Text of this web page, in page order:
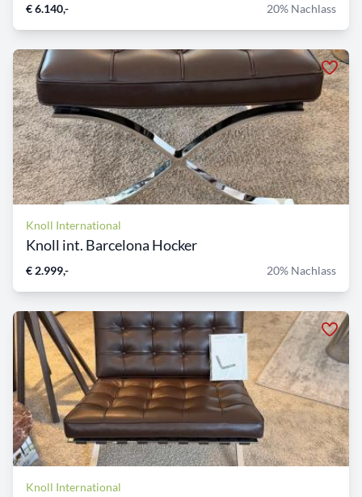
€ 6.140,- 20% Nachlass
Knoll International
Knoll int. Barcelona Hocker
€ 2.999,- 20% Nachlass
Knoll International